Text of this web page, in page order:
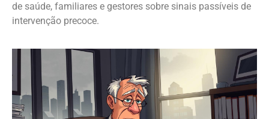
de saúde, familiares e gestores sobre sinais passíveis de
intervenção precoce.